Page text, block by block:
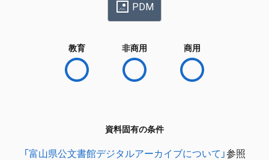
PDM
教育 非商用 商用
資料固有の条件
「富山県公文書館デジタルアーカイブについて」参照